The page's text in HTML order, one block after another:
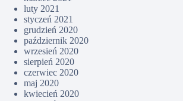
luty 2021
styczeń 2021
grudzień 2020
październik 2020
wrzesień 2020
sierpień 2020
czerwiec 2020
maj 2020
kwiecień 2020